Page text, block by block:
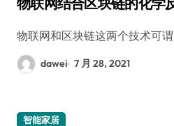
物联网和区块链这两个技术可
dawei 7 月 28, 2021
智能家居